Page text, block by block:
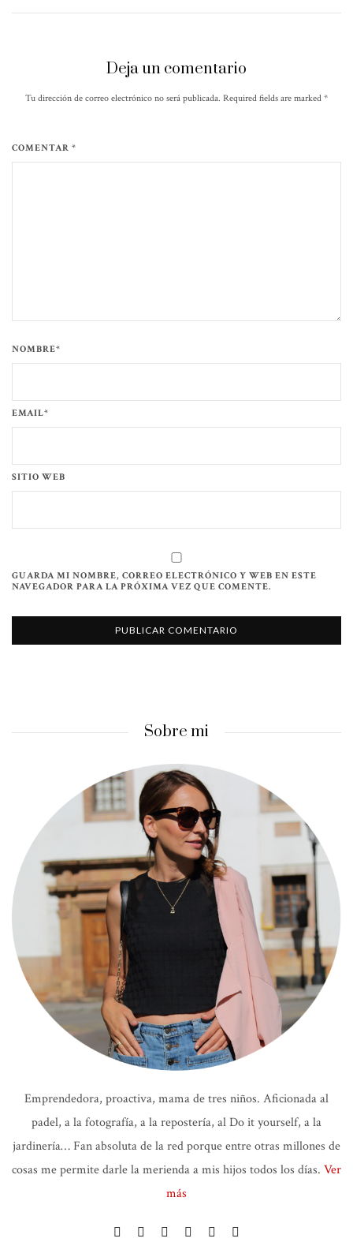
Deja un comentario
Tu dirección de correo electrónico no será publicada. Required fields are marked *
COMENTAR *
NOMBRE*
EMAIL*
SITIO WEB
GUARDA MI NOMBRE, CORREO ELECTRÓNICO Y WEB EN ESTE
NAVEGADOR PARA LA PRÓXIMA VEZ QUE COMENTE.
Sobre mi
Emprendedora, proactiva, mama de tres niños. Aficionada al
padel, a la fotografía, a la repostería, al Do it yourself, a la
jardinería… Fan absoluta de la red porque entre otras millones de
cosas me permite darle la merienda a mis hijos todos los días. Ver
más